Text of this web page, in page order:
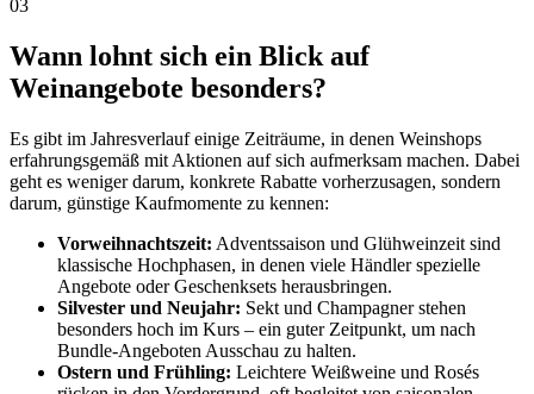
03
Wann lohnt sich ein Blick auf
Weinangebote besonders?
Es gibt im Jahresverlauf einige Zeiträume, in denen Weinshops
erfahrungsgemäß mit Aktionen auf sich aufmerksam machen. Dabei
geht es weniger darum, konkrete Rabatte vorherzusagen, sondern
darum, günstige Kaufmomente zu kennen:
Vorweihnachtszeit: Adventssaison und Glühweinzeit sind
klassische Hochphasen, in denen viele Händler spezielle
Angebote oder Geschenksets herausbringen.
Silvester und Neujahr: Sekt und Champagner stehen
besonders hoch im Kurs – ein guter Zeitpunkt, um nach
Bundle-Angeboten Ausschau zu halten.
Ostern und Frühling: Leichtere Weißweine und Rosés